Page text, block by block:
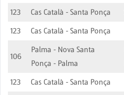
123 Cas Català - Santa Ponça
123
Cas Català - Santa Ponça
106
Palma - Nova Santa
Ponça - Palma
123 Cas Català - Santa Ponça